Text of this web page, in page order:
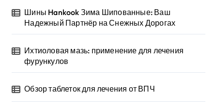
Шины Hankook Зима Шипованные: Ваш
Надежный Партнёр на Снежных Дорогах
Ихтиоловая мазь: применение для лечения
фурункулов
Обзор таблеток для лечения от ВПЧ